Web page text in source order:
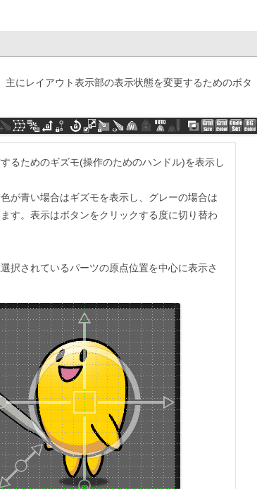
にレイアウト表示部の表示状態を変更するためのボタ
るためのギズモ(操作のためのハンドル)を表示し
が青い場合はギズモを表示し、グレーの場合は
す。表示はボタンをクリックする度に切り替わ
択されているパーツの原点位置を中心に表示さ